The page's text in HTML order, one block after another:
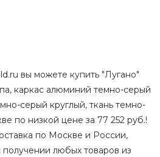
вы можете купить "Лугано"
каркас алюминий темно-серый
серый круглый, ткань темно-
по низкой цене за 77 252 руб.!
по Москве и России,
получении любых товаров из